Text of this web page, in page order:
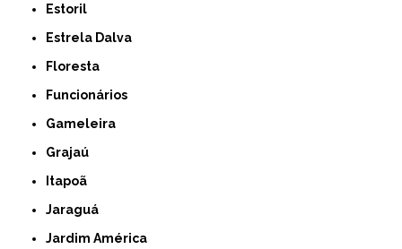
Estoril
Estrela Dalva
Floresta
Funcionários
Gameleira
Grajaú
Itapoã
Jaraguá
Jardim América